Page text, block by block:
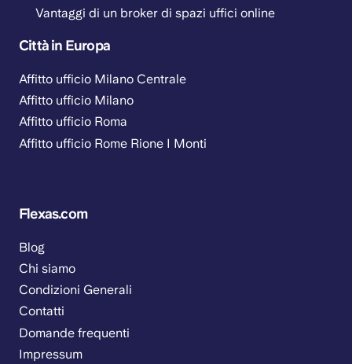
Vantaggi di un broker di spazi uffici online
Città in Europa
Affitto ufficio Milano Centrale
Affitto ufficio Milano
Affitto ufficio Roma
Affitto ufficio Rome Rione I Monti
Flexas.com
Blog
Chi siamo
Condizioni Generali
Contatti
Domande frequenti
Impressum